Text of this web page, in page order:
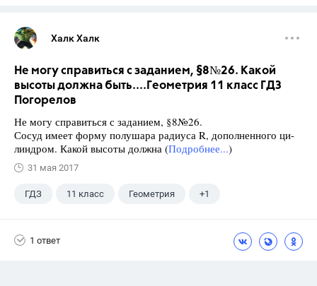
Халк Халк
Не могу справиться с заданием, §8№26. Какой
высоты должна быть....Геометрия 11 класс ГДЗ
Погорелов
Не могу справиться с заданием, §8№26.
Сосуд имеет форму полушара радиуса R, дополненного ци-
линдром. Какой высоты должна (Подробнее...)
31 мая 2017
ГДЗ 11 класс Геометрия +1
1 ответ